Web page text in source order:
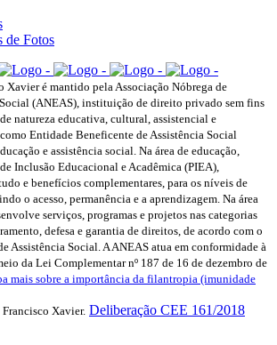
de Fotos
Xavier é mantido pela Associação Nóbrega de
(ANEAS), instituição de direito privado sem fins
natureza educativa, cultural, assistencial e
Entidade Beneficente de Assistência Social
e assistência social. Na área de educação,
Inclusão Educacional e Acadêmica (PIEA),
e benefícios complementares, para os níveis de
o acesso, permanência e a aprendizagem. Na área
serviços, programas e projetos nas categorias
defesa e garantia de direitos, de acordo com o
Assistência Social. A ANEAS atua em conformidade à
da Lei Complementar nº 187 de 16 de dezembro de
mais sobre a importância da filantropia (imunidade
Xavier. Deliberação CEE 161/2018